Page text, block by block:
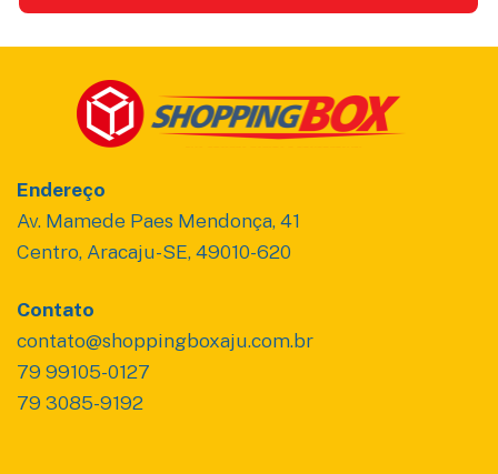
Endereço
Av. Mamede Paes Mendonça, 41
Centro, Aracaju-SE, 49010-620
Contato
contato@shoppingboxaju.com.br
79 99105-0127
79 3085-9192